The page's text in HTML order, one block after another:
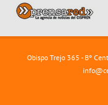
Obispo Trejo 365 - Bº